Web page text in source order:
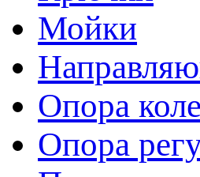
Мойки
Опора
Опора